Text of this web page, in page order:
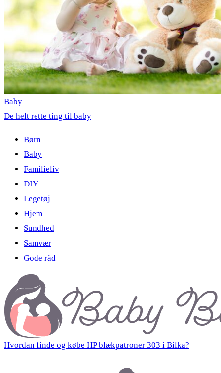
Baby
De helt rette ting til baby
Børn
Baby
Familieliv
DIY
Legetøj
Hjem
Sundhed
Samvær
Gode råd
Hvordan finde og købe HP blækpatroner 303 i Bilka?